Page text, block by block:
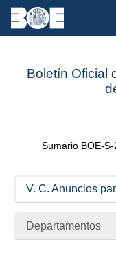
Boletín Oficial
Sumario BOE-
V. C. Anuncios
Departamentos